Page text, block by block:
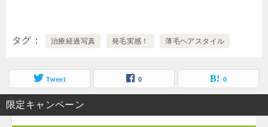
タグ 治療経過写真 発毛実感！ 薄毛ヘアスタイル
Tweet 0 0
限定キャンペーン